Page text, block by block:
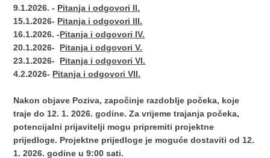
9.1.2026. - Pitanja i odgovori II.
15.1.2026- Pitanja i odgovori III.
16.1.2026. -Pitanja i odgovori IV.
20.1.2026- Pitanja i odgovori V.
23.1.2026- Pitanja i odgovori VI.
4.2.2026- Pitanja i odgovori VII.
Nakon objave Poziva, započinje razdoblje počeka, koje
traje do 12. 1. 2026. godine. Za vrijeme trajanja počeka,
potencijalni prijavitelji mogu pripremiti projektne
prijedloge. Projektne prijedloge je moguće dostaviti od 12.
1. 2026. godine u 9:00 sati.